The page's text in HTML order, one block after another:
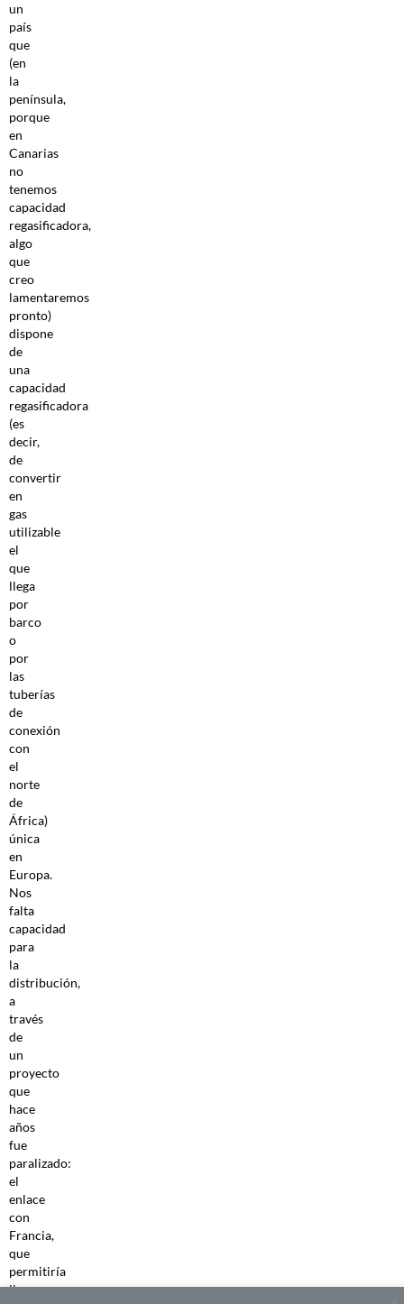
un
país
que
(en
la
península,
porque
en
Canarias
no
tenemos
capacidad
regasificadora,
algo
que
creo
lamentaremos
pronto)
dispone
de
una
capacidad
regasificadora
(es
decir,
de
convertir
en
gas
utilizable
el
que
llega
por
barco
o
por
las
tuberías
de
conexión
con
el
norte
de
África)
única
en
Europa.
Nos
falta
capacidad
para
la
distribución,
a
través
de
un
proyecto
que
hace
años
fue
paralizado:
el
enlace
con
Francia,
que
permitiría
llevar